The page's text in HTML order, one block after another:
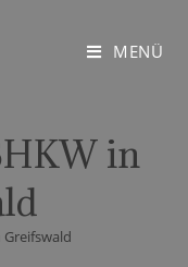
MENÜ
in